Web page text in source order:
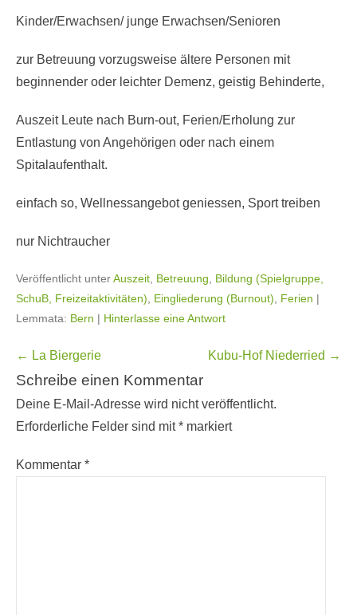
Kinder/Erwachsen/ junge Erwachsen/Senioren
zur Betreuung vorzugsweise ältere Personen mit
beginnender oder leichter Demenz, geistig Behinderte,
Auszeit Leute nach Burn-out, Ferien/Erholung zur
Entlastung von Angehörigen oder nach einem
Spitalaufenthalt.
einfach so, Wellnessangebot geniessen, Sport treiben
nur Nichtraucher
Veröffentlicht unterAuszeit Betreuung
Bildung (Spielgruppe,
SchuB, Freizeitaktivitäten)
Eingliederung (Burnout) Ferien |
Lemmata: Bern | Hinterlasse eine Antwort
Beitragsnavigation
← La Biergerie Kubu-Hof Niederried →
Schreibe einen Kommentar
Deine E-Mail-Adresse wird nicht veröffentlicht.
Erforderliche Felder sind mit* markiert
Kommentar *